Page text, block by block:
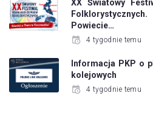
XX Światowy
Powiecie…
4 tygodnie temu
Informacja PKP o
kolejowych
4 tygodnie temu